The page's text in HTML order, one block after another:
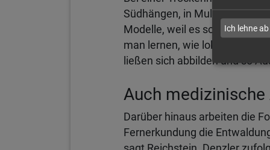
Südhängen, in Mulden oder
Modelle, weil es so komplex
man lernen, wie lokale
ließen sich abbilden und so
Auch medizinische
Darüber hinaus arbeiten die
Fernerkundung die
Ich lehne ab